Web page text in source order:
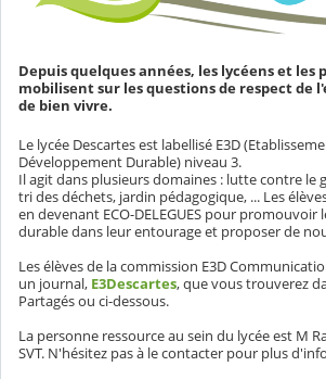
Depuis quelques années, les lycéens et les
mobilisent sur les questions de respect de
de bien vivre.
Le lycée Descartes est labellisé E3D
Développement Durable) niveau 3.
Il agit dans plusieurs domaines : lutte contre le
tri des déchets, jardin pédagogique, ... Les
en devenant ECO-DELEGUES pour
durable dans leur entourage et proposer de
Les élèves de la commission E3D
un journal, E3Descartes, que vous trouverez
Partagés ou ci-dessous.
La personne ressource au sein du lycée est M
SVT. N'hésitez pas à le contacter pour plus